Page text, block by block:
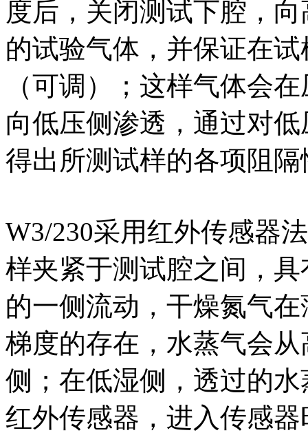
度后，关闭测试下腔，
的试验气体，并保证在
（可调）；这样气体会
向低压侧渗透，通过对
得出所测试样的各项阻
W3/230采用红外传感器
样夹紧于测试腔之间，
的一侧流动，干燥氮气
梯度的存在，水蒸气会
侧；在低湿侧，透过的
红外传感器，进入传感